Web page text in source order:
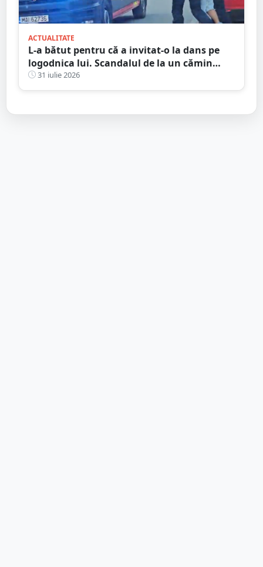
ACTUALITATE
L-a bătut pentru că a invitat-o la dans pe
logodnica lui. Scandalul de la un cămin
cultural s-a încheiat cu condamnări și
despăgubiri
31 iulie 2026